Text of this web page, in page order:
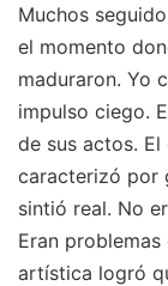
Muchos
el momento
maduraron. Yo
impulso ciego.
de sus actos.
caracterizó por
sintió real. No
Eran
artística logró